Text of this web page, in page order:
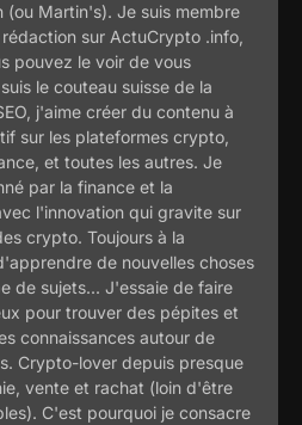
(ou Martin's). Je suis membre
sur ActuCrypto .info,
pouvez le voir de vous
le couteau suisse de la
j'aime créer du contenu à
sur les plateformes crypto,
et toutes les autres. Je
par la finance et la
l'innovation qui gravite sur
crypto. Toujours à la
de nouvelles choses
de sujets... J'essaie de faire
pour trouver des pépites et
connaissances autour de
Crypto-lover depuis presque
vente et rachat (loin d'être
C'est pourquoi je consacre